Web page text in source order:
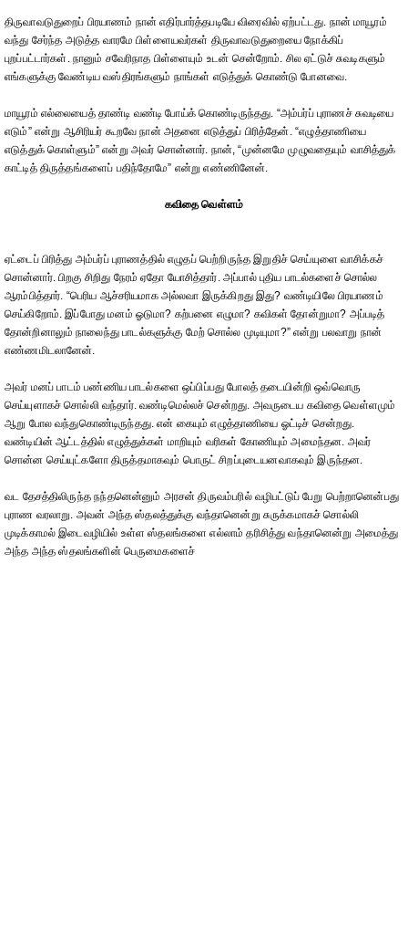
திருவாவடுதுறைப் பிரயாணம் நான் எதிர்பார்த்தபடியே விரைவில் ஏற்பட்டது. நான் மாயூரம்
வந்து சேர்ந்த அடுத்த வாரமே பிள்ளையவர்கள் திருவாவடுதுறையை நோக்கிப்
புறப்பட்டார்கள். நானும் சவேரிநாத பிள்ளையும் உடன் சென்றோம். சில ஏட்டுச் சுவடிகளும்
எங்களுக்கு வேண்டிய வஸ்திரங்களும் நாங்கள் எடுத்துக் கொண்டு போனவை.
மாயூரம் எல்லையைத் தாண்டி வண்டி போய்க் கொண்டிருந்தது. “அம்பர்ப் புராணச் சுவடியை
எடும்” என்று ஆசிரியர் கூறவே நான் அதனை எடுத்துப் பிரித்தேன். “எழுத்தாணியை
எடுத்துக் கொள்ளும்” என்று அவர் சொன்னார். நான், “முன்னமே முழுவதையும் வாசித்துக்
காட்டித் திருத்தங்களைப் பதிந்தோமே” என்று எண்ணினேன்.
கவிதை வெள்ளம்
ஏட்டைப் பிரித்து அம்பர்ப் புராணத்தில் எழுதப் பெற்றிருந்த இறுதிச் செய்யுளை வாசிக்கச்
சொன்னார். பிறகு சிறிது நேரம் ஏதோ யோசித்தார். அப்பால் புதிய பாடல்களைச் சொல்ல
ஆரம்பித்தார். “பெரிய ஆச்சரியமாக அல்லவா இருக்கிறது இது? வண்டியிலே பிரயாணம்
செய்கிறோம். இப்போது மனம் ஓடுமா? கற்பனை எழுமா? கவிகள் தோன்றுமா? அப்படித்
தோன்றினாலும் நாலைந்து பாடல்களுக்கு மேற் சொல்ல முடியுமா?” என்று பலவாறு நான்
எண்ணமிடலானேன்.
அவர் மனப் பாடம் பண்ணிய பாடல்களை ஒப்பிப்பது போலத் தடையின்றி ஒவ்வொரு
செய்யுளாகச் சொல்லி வந்தார். வண்டிமெல்லச் சென்றது. அவருடைய கவிதை வெள்ளமும்
ஆறு போல வந்துகொண்டிருந்தது. என் கையும் எழுத்தாணியை ஓட்டிச் சென்றது.
வண்டியின் ஆட்டத்தில் எழுத்துக்கள் மாறியும் வரிகள் கோணியும் அமைந்தன. அவர்
சொன்ன செய்யுட்களோ திருத்தமாகவும் பொருட் சிறப்புடையனவாகவும் இருந்தன.
வட தேசத்திலிருந்த நந்தனென்னும் அரசன் திருவம்பரில் வழிபட்டுப் பேறு பெற்றானென்பது
புராண வரலாறு. அவன் அந்த ஸ்தலத்துக்கு வந்தானென்று சுருக்கமாகச் சொல்லி
முடிக்காமல் இடைவழியில் உள்ள ஸ்தலங்களை எல்லாம் தரிசித்து வந்தானென்று அமைத்து
அந்த அந்த ஸ்தலங்களின் பெருமைகளைச்